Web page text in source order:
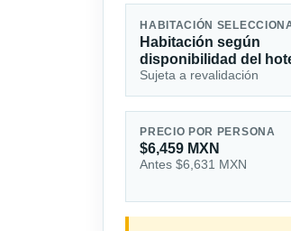
HABITACIÓN
Habitación según
disponibilidad del
Sujeta a revalidación
PRECIO POR PERSONA
$6,459 MXN
Antes $6,631 MXN